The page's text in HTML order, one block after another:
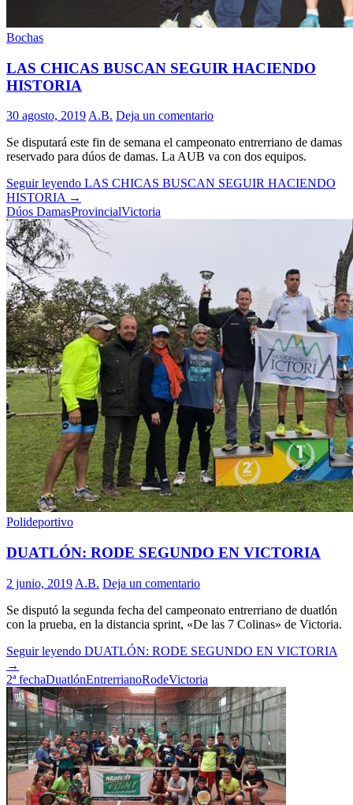
Bochas
LAS CHICAS BUSCAN SEGUIR HACIENDO
HISTORIA
30 agosto, 2019A.B. Deja un comentario
Se disputará este fin de semana el campeonato entrerriano de damas
reservado para dúos de damas. La AUB va con dos equipos.
Seguir leyendo LAS CHICAS BUSCAN SEGUIR HACIENDO
HISTORIA →
Dúos DamasProvincialVictoria
Polideportivo
DUATLÓN: RODE SEGUNDO EN VICTORIA
2 junio, 2019 A.B. Deja un comentario
Se disputó la segunda fecha del campeonato entrerriano de duatlón
con la prueba, en la distancia sprint, «De las 7 Colinas» de Victoria.
Seguir leyendo DUATLÓN: RODE SEGUNDO EN VICTORIA
→
2ª fechaDuatlónEntrerrianoRodeVictoria